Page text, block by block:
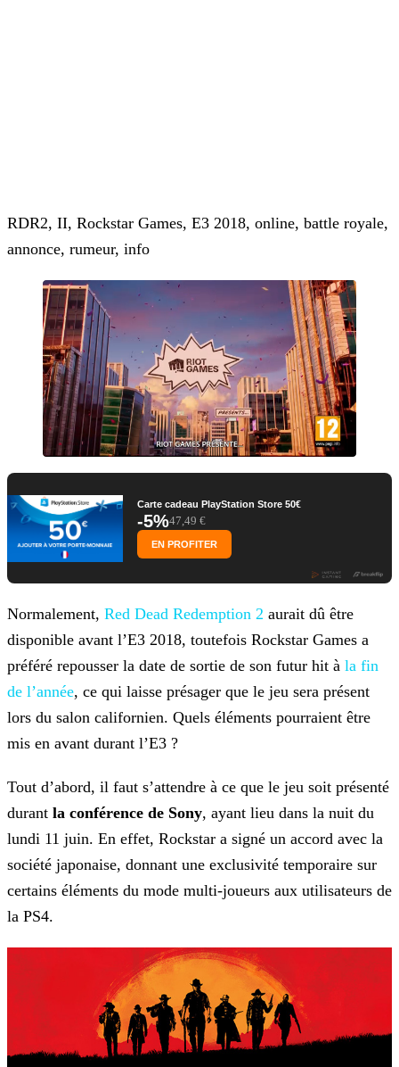
RDR2, II, Rockstar Games, E3 2018, online, battle royale,
annonce, rumeur, info
Carte cadeau PlayStation Store 50€
-5%47,49 €
EN PROFITER
Normalement, Red Dead Redemption 2 aurait dû être
disponible avant l’E3 2018, toutefois Rockstar Games a
préféré repousser la date de sortie de son futur hit à la fin
de l’année, ce qui laisse présager que le jeu sera présent
lors du salon californien. Quels éléments pourraient être
mis en avant durant l’E3 ?
Tout d’abord, il faut s’attendre à ce que le jeu soit présenté
durant la conférence de Sony, ayant lieu dans la nuit du
lundi 11 juin. En effet, Rockstar a signé un accord avec la
société japonaise, donnant une exclusivité temporaire sur
certains éléments du mode multi-joueurs aux utilisateurs de
la PS4.